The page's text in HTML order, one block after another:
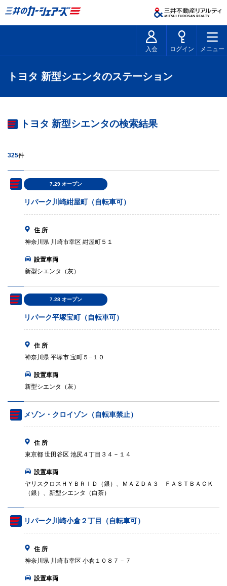
入会 ログイン メニュー
トヨタ 新型シエンタのステーション
トヨタ 新型シエンタの検索結果
325件
7.29 オープン
リパーク川崎紺屋町（自転車可）
住 所
神奈川県 川崎市幸区 紺屋町５１
設置車両
新型シエンタ（灰）
7.28 オープン
リパーク平塚宝町（自転車可）
住 所
神奈川県 平塚市 宝町５−１０
設置車両
新型シエンタ（灰）
メゾン・クロイゾン（自転車禁止）
住 所
東京都 世田谷区 池尻４丁目３４－１４
設置車両
ヤリスクロスＨＹＢＲＩＤ（銀）、ＭＡＺＤＡ３ ＦＡＳＴＢＡＣＫ
（銀）、新型シエンタ（白茶）
リパーク川崎小倉２丁目（自転車可）
住 所
神奈川県 川崎市幸区 小倉１０８７－７
設置車両